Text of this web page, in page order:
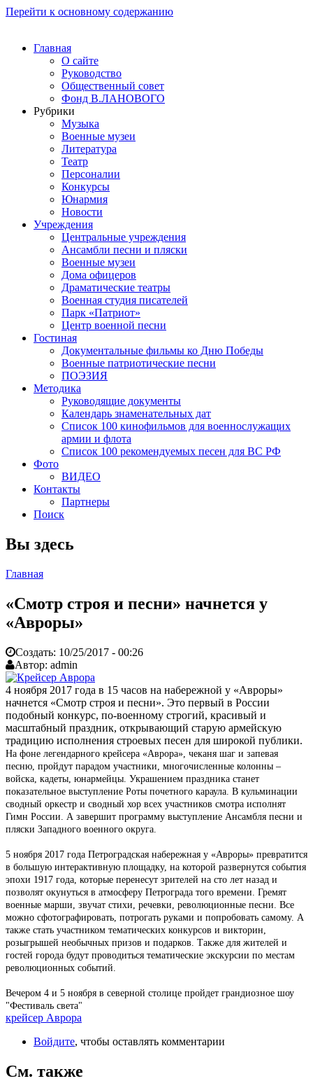
Перейти к основному содержанию
Главная
О сайте
Руководство
Общественный совет
Фонд В.ЛАНОВОГО
Рубрики
Музыка
Военные музеи
Литература
Театр
Персоналии
Конкурсы
Юнармия
Новости
Учреждения
Центральные учреждения
Ансамбли песни и пляски
Военные музеи
Дома офицеров
Драматические театры
Военная студия писателей
Парк «Патриот»
Центр военной песни
Гостиная
Документальные фильмы ко Дню Победы
Военные патриотические песни
ПОЭЗИЯ
Методика
Руководящие документы
Календарь знаменательных дат
Список 100 кинофильмов для военнослужащих
армии и флота
Список 100 рекомендуемых песен для ВС РФ
Фото
ВИДЕО
Контакты
Партнеры
Поиск
Вы здесь
Главная
«Смотр строя и песни» начнется у
«Авроры»
Создать: 10/25/2017 - 00:26
Автор: admin
4 ноября 2017 года в 15 часов на набережной у «Авроры»
начнется «Смотр строя и песни». Это первый в России
подобный конкурс, по-военному строгий, красивый и
масштабный праздник, открывающий старую армейскую
традицию исполнения строевых песен для широкой публики.
На фоне легендарного крейсера «Аврора», чеканя шаг и запевая
песню, пройдут парадом участники, многочисленные колонны –
войска, кадеты, юнармейцы. Украшением праздника станет
показательное выступление Роты почетного караула. В кульминации
сводный оркестр и сводный хор всех участников смотра исполнят
Гимн России. А завершит программу выступление Ансамбля песни и
пляски Западного военного округа.
5 ноября 2017 года Петроградская набережная у «Авроры» превратится
в большую интерактивную площадку, на которой развернутся события
эпохи 1917 года, которые перенесут зрителей на сто лет назад и
позволят окунуться в атмосферу Петрограда того времени. Гремят
военные марши, звучат стихи, речевки, революционные песни. Все
можно сфотографировать, потрогать руками и попробовать самому. А
также стать участником тематических конкурсов и викторин,
розыгрышей необычных призов и подарков. Также для жителей и
гостей города будут проводиться тематические экскурсии по местам
революционных событий.
Вечером 4 и 5 ноября в северной столице пройдет грандиозное шоу
"Фестиваль света"
крейсер Аврора
Войдите, чтобы оставлять комментарии
См. также